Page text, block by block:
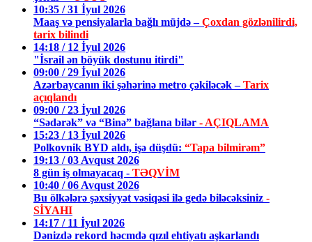
10:35 / 31 İyul 2026
Maaş və pensiyalarla bağlı müjdə –Çoxdan gözlənilirdi,
tarix bilindi
14:18 / 12 İyul 2026
"İsrail ən böyük dostunu itirdi"
09:00 / 29 İyul 2026
Azərbaycanın iki şəhərinə metro çəkiləcək –Tarix
açıqlandı
09:00 / 23 İyul 2026
“Sədərək” və “Binə” bağlana bilər - AÇIQLAMA
15:23 / 13 İyul 2026
Polkovnik BYD aldı, işə düşdü: “Tapa bilmirəm”
19:13 / 03 Avqust 2026
8 gün iş olmayacaq - TƏQVİM
10:40 / 06 Avqust 2026
Bu ölkələrə şəxsiyyət vəsiqəsi ilə gedə biləcəksiniz -
SİYAHI
14:17 / 11 İyul 2026
Dənizdə rekord həcmdə qızıl ehtiyatı aşkarlandı